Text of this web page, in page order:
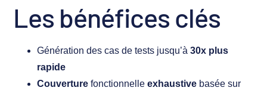
Les bénéfices clés
Génération des cas de tests jusqu’à30x plus
rapide
Couverture fonctionnelleexhaustive basée sur